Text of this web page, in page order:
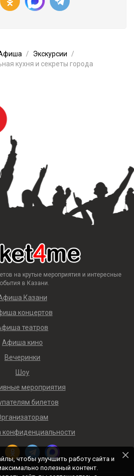
Экскурсии
кухня и секреты города
на крутые мероприятия и интересные
в Казани.
Казани
концертов
театров
Афиша кино
Вечеринки
Шоу
мероприятия
билетов
конфиденциальности
чтобы улучшить работу сайта и
полезный контент.